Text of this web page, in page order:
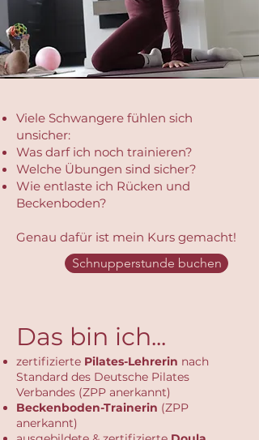
Viele Schwangere fühlen sich
unsicher:
Was darf ich noch trainieren?
Welche Übungen sind sicher?
Wie entlaste ich Rücken und
Beckenboden?
Genau dafür ist mein Kurs gemacht!
Schnupperstunde buchen
Das bin ich...
zertifizierte Pilates-Lehrerin nach
Standard des Deutsche Pilates
Verbandes (ZPP anerkannt)
Beckenboden-Trainerin (ZPP
anerkannt)